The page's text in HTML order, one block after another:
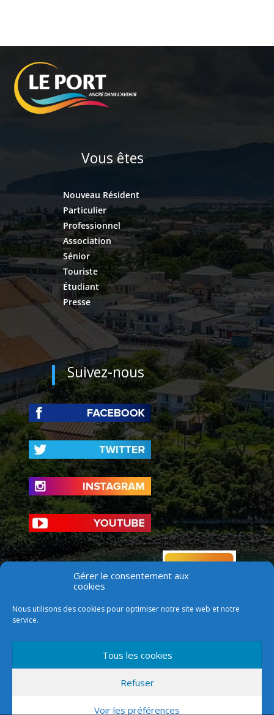
Gérer le consentement aux
cookies
Nous utilisons des cookies pour optimiser notre site web et notre
service.
Tous les cookies
Refuser
Voir les préférences
Vous êtes
Nouveau Résident
Particulier
Professionnel
Association
Sénior
Touriste
Étudiant
Presse
Suivez-nous
Version mobile